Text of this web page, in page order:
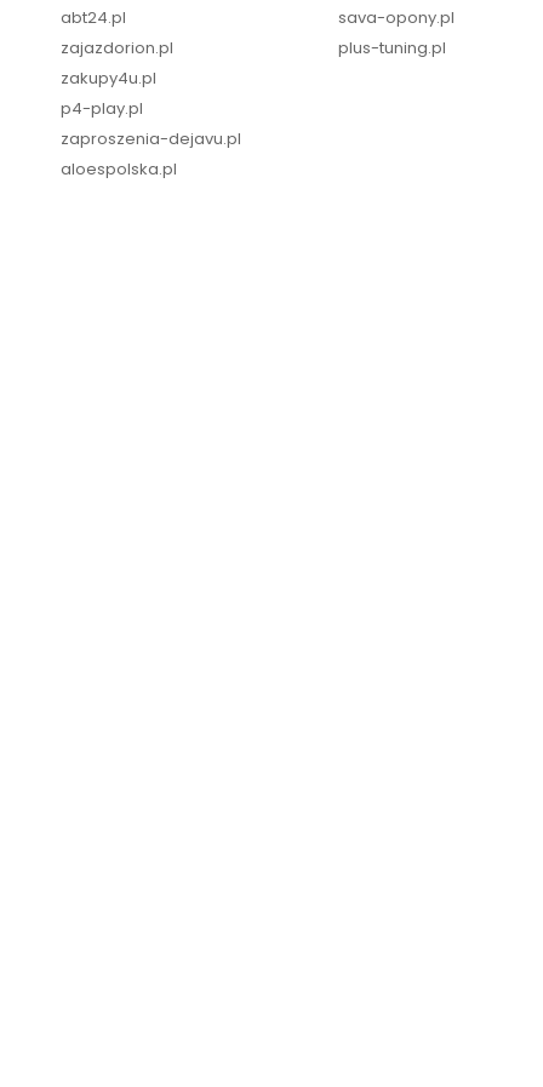
abt24.pl
zajazdorion.pl
zakupy4u.pl
p4-play.pl
zaproszenia-dejavu.pl
aloespolska.pl
sava-opony.pl
plus-tuning.pl